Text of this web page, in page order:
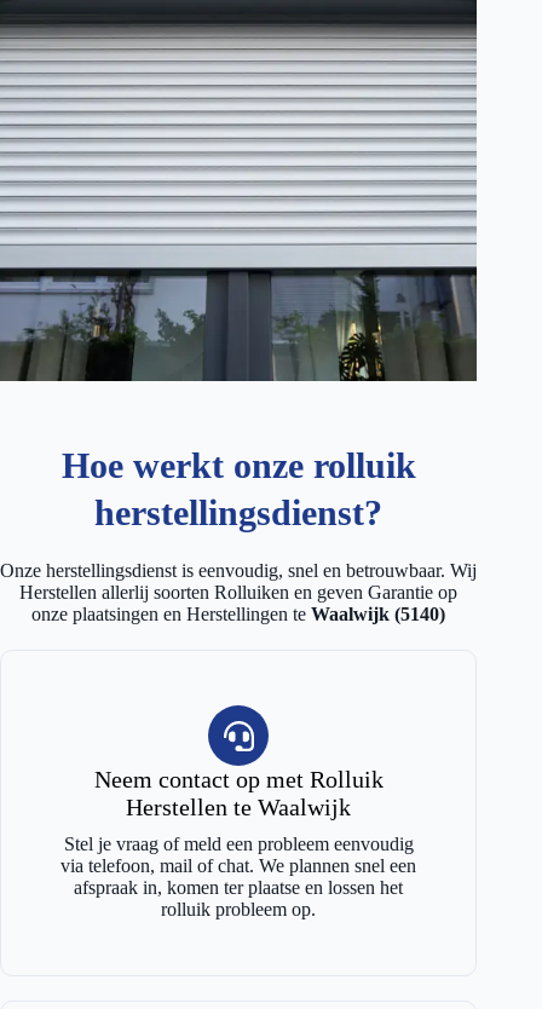
Hoe werkt onze rolluik
herstellingsdienst?
Onze herstellingsdienst is eenvoudig, snel en betrouwbaar. Wij
Herstellen allerlij soorten Rolluiken en geven Garantie op
onze plaatsingen en Herstellingen teWaalwijk (5140)
Neem contact op met Rolluik
Herstellen te Waalwijk
Stel je vraag of meld een probleem eenvoudig
via telefoon, mail of chat. We plannen snel een
afspraak in, komen ter plaatse en lossen het
rolluik probleem op.